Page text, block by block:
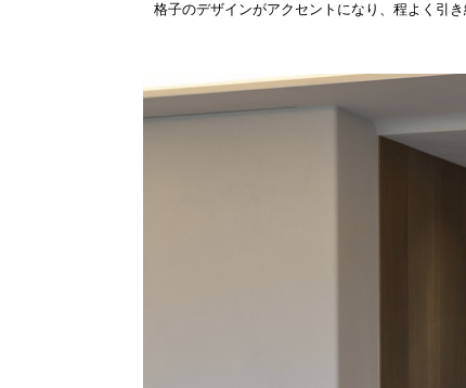
格子のデザインがアクセントになり、程よく引